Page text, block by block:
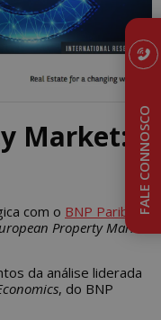
FALE CONNOSCO
Market:
com o BNP Paribas
Property Market:
da análise liderada
, do BNP